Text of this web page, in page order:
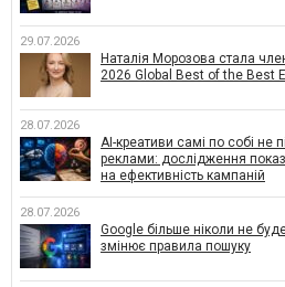
29.07.2026
Наталія Морозова стала
2026 Global Best of the Best
28.07.2026
AI-креативи самі по собі не
реклами: дослідження
на ефективність кампаній
28.07.2026
Google більше ніколи не
змінює правила пошуку